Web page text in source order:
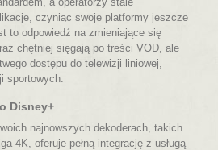
czyniąc swoje platformy jeszcze
to odpowiedź na zmieniające się
chętniej sięgają po treści VOD, ale
dostępu do telewizji liniowej,
sportowych.
Disney+
najnowszych dekoderach, takich
4K, oferuje pełną integrację z usługą